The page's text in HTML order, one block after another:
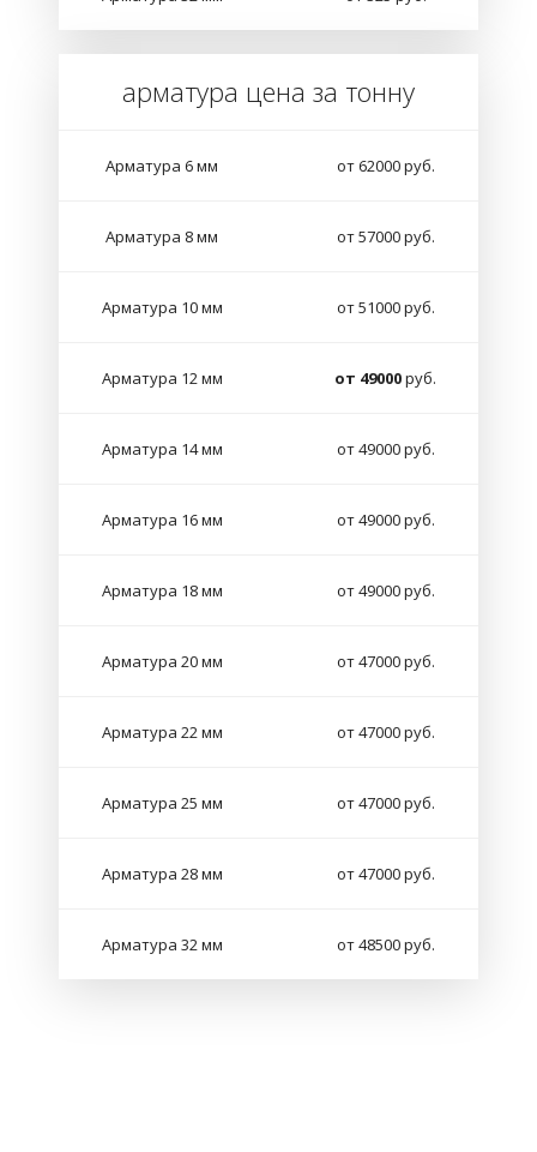
арматура цена за тонну
Арматура 6 мм от 62000 руб.
Арматура 8 мм от 57000 руб.
Арматура 10 мм от 51000 руб.
Арматура 12 мм от 49000руб.
Арматура 14 мм от 49000 руб.
Арматура 16 мм от 49000 руб.
Арматура 18 мм от 49000 руб.
Арматура 20 мм от 47000 руб.
Арматура 22 мм от 47000 руб.
Арматура 25 мм от 47000 руб.
Арматура 28 мм от 47000 руб.
Арматура 32 мм от 48500 руб.